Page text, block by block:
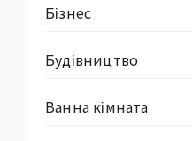
Бізнес
Будівництво
Ванна кімната